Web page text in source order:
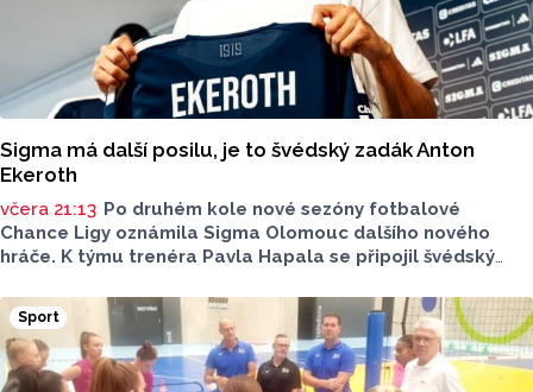
Sigma má další posilu, je to švédský zadák Anton
Ekeroth
včera 21:13 Po druhém kole nové sezóny fotbalové
Chance Ligy oznámila Sigma Olomouc dalšího nového
hráče. K týmu trenéra Pavla Hapala se připojil švédský
z norského HamKamu. Sigma to uvedla na svém webu,
o tom, na jak dlouho podepsal nov hráč smlouvu
neinformovala.
Sport